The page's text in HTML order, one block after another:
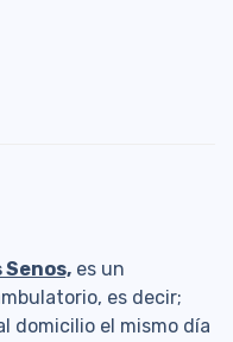
es un
es decir;
domicilio el mismo día